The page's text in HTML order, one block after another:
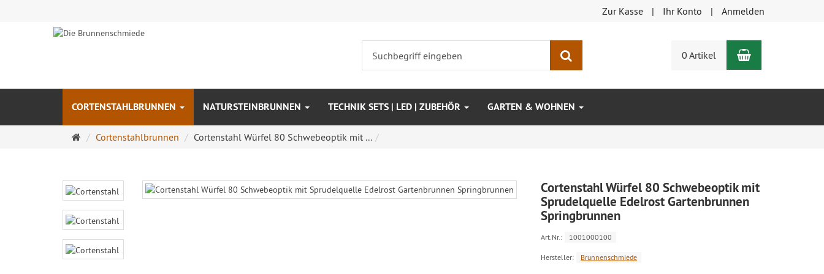
Zur Kasse Ihr Konto Anmelden
0 Artikel Warenkorb
CORTENSTAHLBRUNNEN NATURSTEINBRUNNEN TECHNIK SETS | LED | ZUBEHÖR GARTEN & WOHNEN
Startseite
Cortenstahlbrunnen Cortenstahl Würfel 80 Schwebeoptik mit ...
Cortenstahl Würfel 80 Schwebeoptik mit
Sprudelquelle Edelrost Gartenbrunnen
Springbrunnen
Art.Nr.: 1001000100
Hersteller: Brunnenschmiede